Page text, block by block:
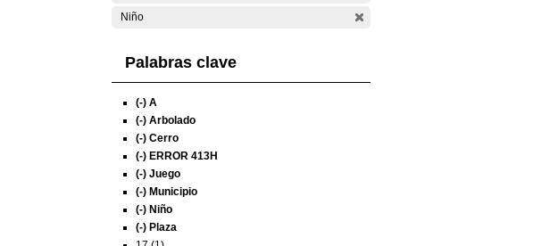
Niño
Palabras clave
(-) A
(-) Arbolado
(-) Cerro
(-) ERROR 413H
(-) Juego
(-) Municipio
(-) Niño
(-) Plaza